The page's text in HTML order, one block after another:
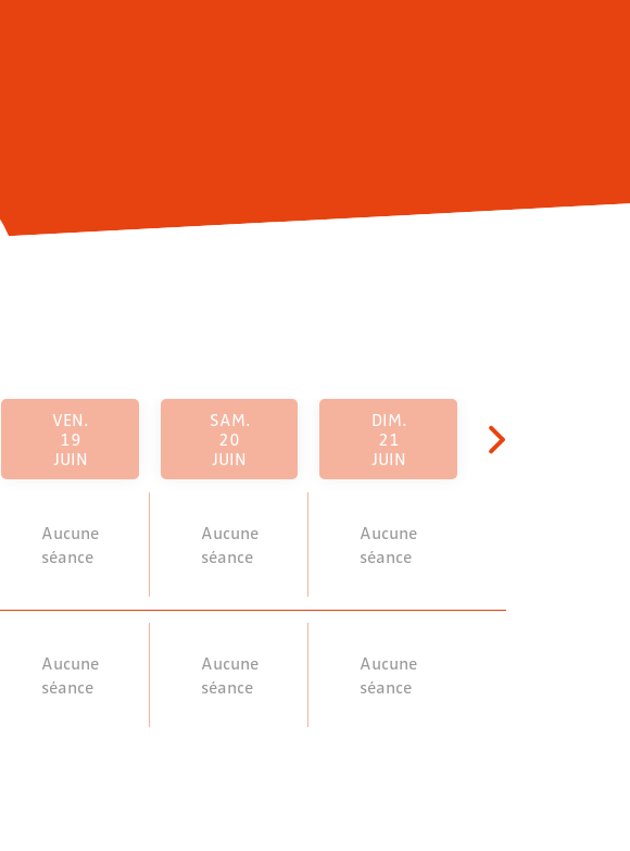
VEN.
19
JUIN
Aucune
séance
Aucune
séance
SAM.
20
JUIN
Aucune
séance
Aucune
séance
DIM.
21
JUIN
Aucune
séance
Aucune
séance